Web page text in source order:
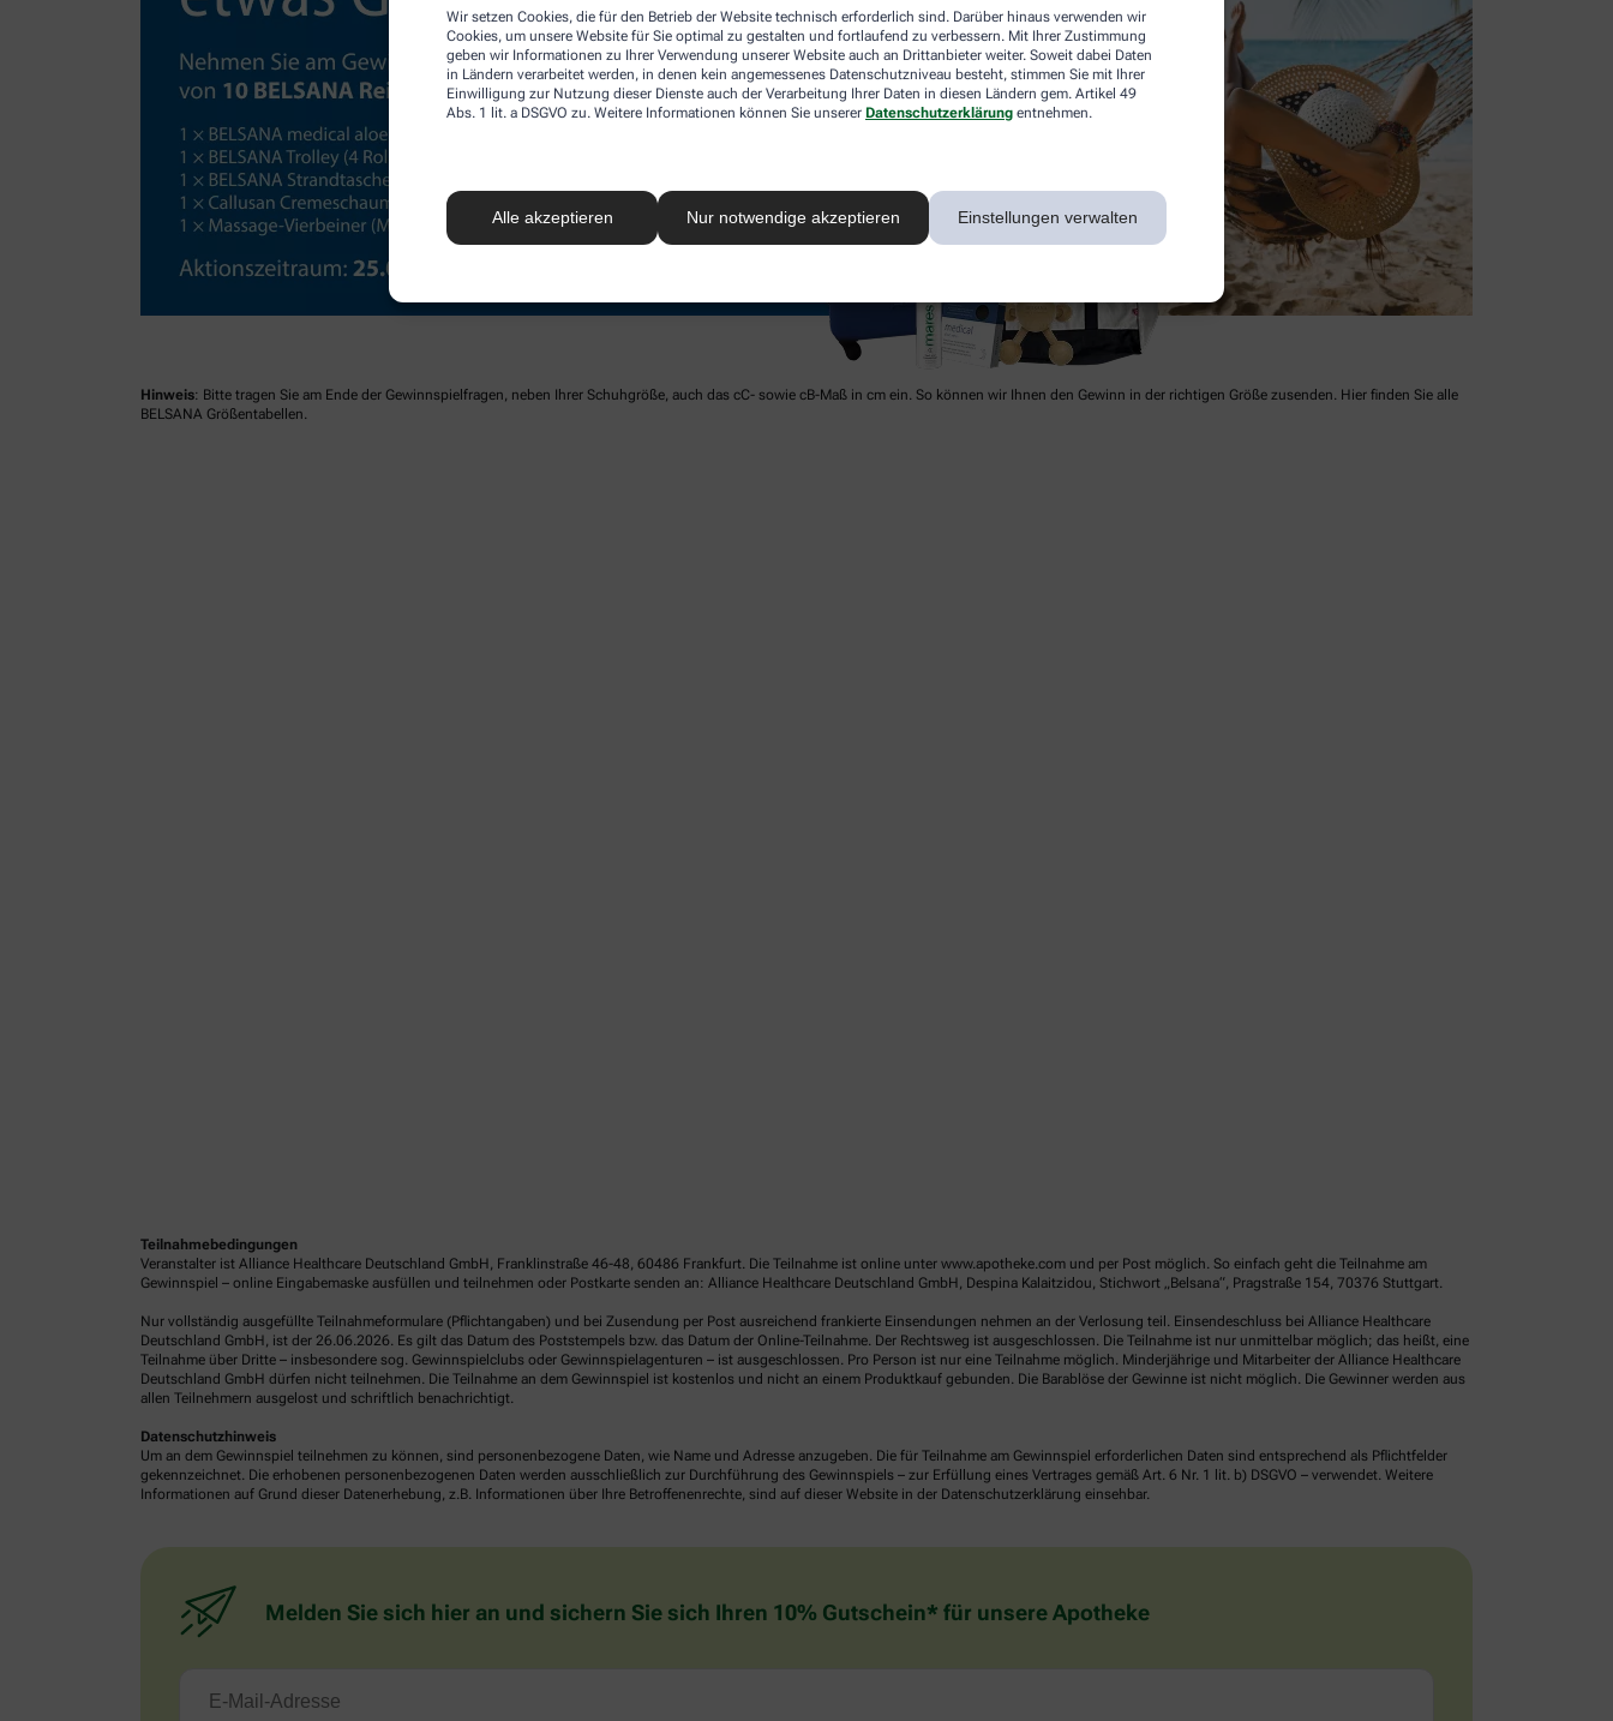
Wir setzen Cookies, die für den Betrieb der Website technisch erforderlich sind. Darüber hinaus verwenden wir
Cookies, um unsere Website für Sie optimal zu gestalten und fortlaufend zu verbessern. Mit Ihrer Zustimmung
geben wir Informationen zu Ihrer Verwendung unserer Website auch an Drittanbieter weiter. Soweit dabei Daten
in Ländern verarbeitet werden, in denen kein angemessenes Datenschutzniveau besteht, stimmen Sie mit Ihrer
Einwilligung zur Nutzung dieser Dienste auch der Verarbeitung Ihrer Daten in diesen Ländern gem. Artikel 49
Abs. 1 lit. a DSGVO zu. Weitere Informationen können Sie unserer Datenschutzerklärung entnehmen.
Alle akzeptieren Nur notwendige akzeptieren Einstellungen verwalten
Hinweis: Bitte tragen Sie am Ende der Gewinnspielfragen, neben Ihrer Schuhgröße, auch das cC- sowie cB-Maß in cm ein. So können wir Ihnen den Gewinn in der richtigen Größe zusenden. Hier finden Sie alle
BELSANA Größentabellen.
Teilnahmebedingungen
Veranstalter ist Alliance Healthcare Deutschland GmbH, Franklinstraße 46-48, 60486 Frankfurt. Die Teilnahme ist online unter www.apotheke.com und per Post möglich. So einfach geht die Teilnahme am
Gewinnspiel – online Eingabemaske ausfüllen und teilnehmen oder Postkarte senden an: Alliance Healthcare Deutschland GmbH, Despina Kalaitzidou, Stichwort „Belsana“, Pragstraße 154, 70376 Stuttgart.
Nur vollständig ausgefüllte Teilnahmeformulare (Pflichtangaben) und bei Zusendung per Post ausreichend frankierte Einsendungen nehmen an der Verlosung teil. Einsendeschluss bei Alliance Healthcare
Deutschland GmbH, ist der 26.06.2026. Es gilt das Datum des Poststempels bzw. das Datum der Online-Teilnahme. Der Rechtsweg ist ausgeschlossen. Die Teilnahme ist nur unmittelbar möglich; das heißt, eine
Teilnahme über Dritte – insbesondere sog. Gewinnspielclubs oder Gewinnspielagenturen – ist ausgeschlossen. Pro Person ist nur eine Teilnahme möglich. Minderjährige und Mitarbeiter der Alliance Healthcare
Deutschland GmbH dürfen nicht teilnehmen. Die Teilnahme an dem Gewinnspiel ist kostenlos und nicht an einem Produktkauf gebunden. Die Barablöse der Gewinne ist nicht möglich. Die Gewinner werden aus
allen Teilnehmern ausgelost und schriftlich benachrichtigt.
Datenschutzhinweis
Um an dem Gewinnspiel teilnehmen zu können, sind personenbezogene Daten, wie Name und Adresse anzugeben. Die für Teilnahme am Gewinnspiel erforderlichen Daten sind entsprechend als Pflichtfelder
gekennzeichnet. Die erhobenen personenbezogenen Daten werden ausschließlich zur Durchführung des Gewinnspiels – zur Erfüllung eines Vertrages gemäß Art. 6 Nr. 1 lit. b) DSGVO – verwendet. Weitere
Informationen auf Grund dieser Datenerhebung, z.B. Informationen über Ihre Betroffenenrechte, sind auf dieser Website in der Datenschutzerklärung einsehbar.
Melden Sie sich hier an und sichern Sie sich Ihren 10% Gutschein* für unsere Apotheke